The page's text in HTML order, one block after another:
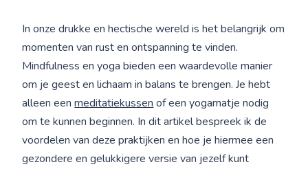
In onze drukke en hectische wereld is het belangrijk om
momenten van rust en ontspanning te vinden.
Mindfulness en yoga bieden een waardevolle manier
om je geest en lichaam in balans te brengen. Je hebt
alleen eenmeditatiekussen of een yogamatje nodig
om te kunnen beginnen. In dit artikel bespreek ik de
voordelen van deze praktijken en hoe je hiermee een
gezondere en gelukkigere versie van jezelf kunt